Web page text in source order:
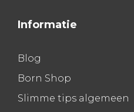
Informatie
Blog
Born Shop
Slimme tips algemeen